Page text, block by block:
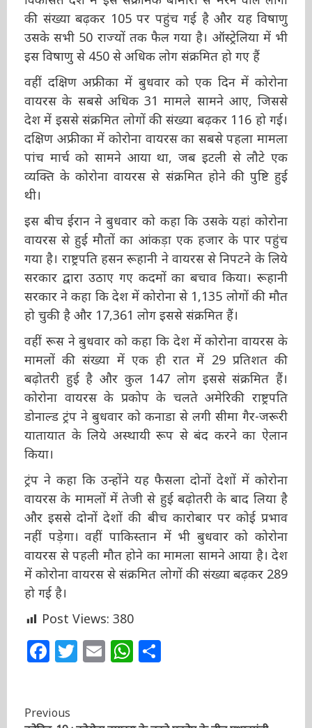
लोगों की संख्या बढ़कर 105 पर पहुंच गई है और यह
विषाणु उसके सभी 50 राज्यों तक फैल गया है।
ऑस्ट्रेलिया में भी इस विषाणु से 450 से अधिक लोग
संक्रमित हो गए हैं
वहीं दक्षिण अफ्रीका में बुधवार को एक दिन में कोरोना
वायरस के सबसे अधिक 31 मामले सामने आए, जिससे
देश में इससे संक्रमित लोगों की संख्या बढ़कर 116 हो
गई। दक्षिण अफ्रीका में कोरोना वायरस का सबसे पहला
मामला पांच मार्च को सामने आया था, जब इटली से लौटे
एक व्यक्ति के कोरोना वायरस से संक्रमित होने की पुष्टि
हुई थी।
इस बीच ईरान ने बुधवार को कहा कि उसके यहां कोरोना
वायरस से हुई मौतों का आंकड़ा एक हजार के पार पहुंच
गया है। राष्ट्रपति हसन रूहानी ने वायरस से निपटने के
लिये सरकार द्वारा उठाए गए कदमों का बचाव किया।
रूहानी सरकार ने कहा कि देश में कोरोना से 1,135
लोगों की मौत हो चुकी है और 17,361 लोग इससे
संक्रमित हैं।
वहीं रूस ने बुधवार को कहा कि देश में कोरोना वायरस
के मामलों की संख्या में एक ही रात में 29 प्रतिशत की
बढ़ोतरी हुई है और कुल 147 लोग इससे संक्रमित हैं।
कोरोना वायरस के प्रकोप के चलते अमेरिकी राष्ट्रपति
डोनाल्ड ट्रंप ने बुधवार को कनाडा से लगी सीमा गैर-
जरूरी यातायात के लिये अस्थायी रूप से बंद करने का
ऐलान किया।
ट्रंप ने कहा कि उन्होंने यह फैसला दोनों देशों में कोरोना
वायरस के मामलों में तेजी से हुई बढ़ोतरी के बाद लिया
है और इससे दोनों देशों की बीच कारोबार पर कोई
प्रभाव नहीं पड़ेगा। वहीं पाकिस्तान में भी बुधवार को
कोरोना वायरस से पहली मौत होने का मामला सामने
आया है। देश में कोरोना वायरस से संक्रमित लोगों की
संख्या बढ़कर 289 हो गई है।
Post Views: 380